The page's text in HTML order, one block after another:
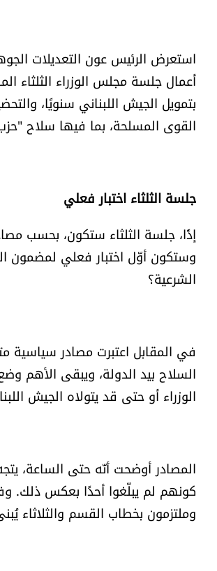
استعرض الرئيس عون التعديلات
أعمال جلسة مجلس الوزراء الثلثاء
بتمويل الجيش اللبناني سنويًا،
القوى المسلحة، بما فيها سلاح
جلسة الثلثاء اختبار فعلي
إذًا، جلسة الثلثاء ستكون، بحسب
وستكون أوّل اختبار فعلي لمضمون
الشرعية؟
في المقابل اعتبرت مصادر سياسية
السلاح بيد الدولة، ويبقى الأهم
الوزراء أو حتى قد يتولاه الجيش
المصادر أوضحت أنّه حتى الساعة،
وملتزمون بخطاب القسم والثلاثاء